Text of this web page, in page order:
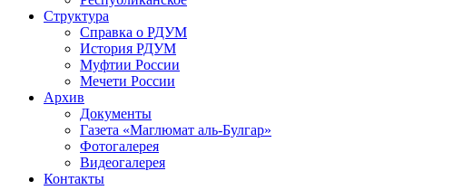
Структура
Справка о РДУМ
История РДУМ
Муфтии России
Мечети России
Архив
Документы
Газета «Маглюмат аль-Булгар»
Фотогалерея
Видеогалерея
Контакты